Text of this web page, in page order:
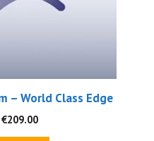
– World Class Edge
Il
prezzo
€209.00Il
prezzo